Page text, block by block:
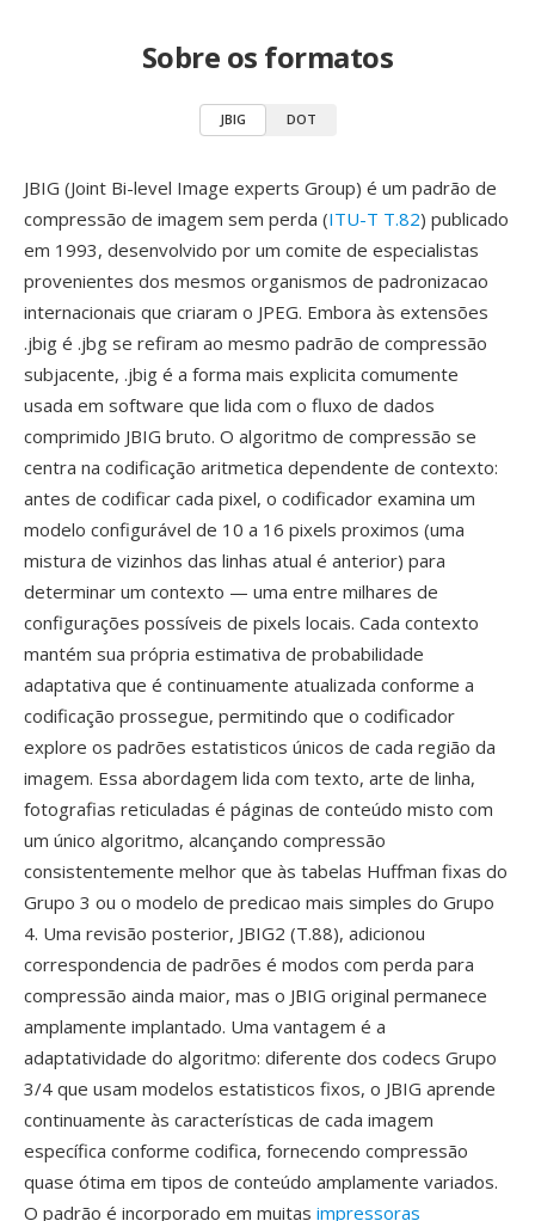
Sobre os formatos
JBIG DOT
JBIG (Joint Bi-level Image experts Group) é um padrão de
compressão de imagem sem perda (ITU-T T.82) publicado
em 1993, desenvolvido por um comite de especialistas
provenientes dos mesmos organismos de padronizacao
internacionais que criaram o JPEG. Embora às extensões
.jbig é .jbg se refiram ao mesmo padrão de compressão
subjacente, .jbig é a forma mais explicita comumente
usada em software que lida com o fluxo de dados
comprimido JBIG bruto. O algoritmo de compressão se
centra na codificação aritmetica dependente de contexto:
antes de codificar cada pixel, o codificador examina um
modelo configurável de 10 a 16 pixels proximos (uma
mistura de vizinhos das linhas atual é anterior) para
determinar um contexto — uma entre milhares de
configurações possíveis de pixels locais. Cada contexto
mantém sua própria estimativa de probabilidade
adaptativa que é continuamente atualizada conforme a
codificação prossegue, permitindo que o codificador
explore os padrões estatisticos únicos de cada região da
imagem. Essa abordagem lida com texto, arte de linha,
fotografias reticuladas é páginas de conteúdo misto com
um único algoritmo, alcançando compressão
consistentemente melhor que às tabelas Huffman fixas do
Grupo 3 ou o modelo de predicao mais simples do Grupo
4. Uma revisão posterior, JBIG2 (T.88), adicionou
correspondencia de padrões é modos com perda para
compressão ainda maior, mas o JBIG original permanece
amplamente implantado. Uma vantagem é a
adaptatividade do algoritmo: diferente dos codecs Grupo
3/4 que usam modelos estatisticos fixos, o JBIG aprende
continuamente às características de cada imagem
específica conforme codifica, fornecendo compressão
quase ótima em tipos de conteúdo amplamente variados.
O padrão é incorporado em muitas impressoras